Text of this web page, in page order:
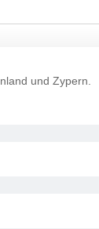
und Zypern.